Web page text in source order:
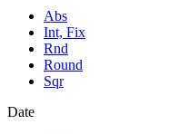
Abs
Int, Fix
Rnd
Round
Sqr
Date